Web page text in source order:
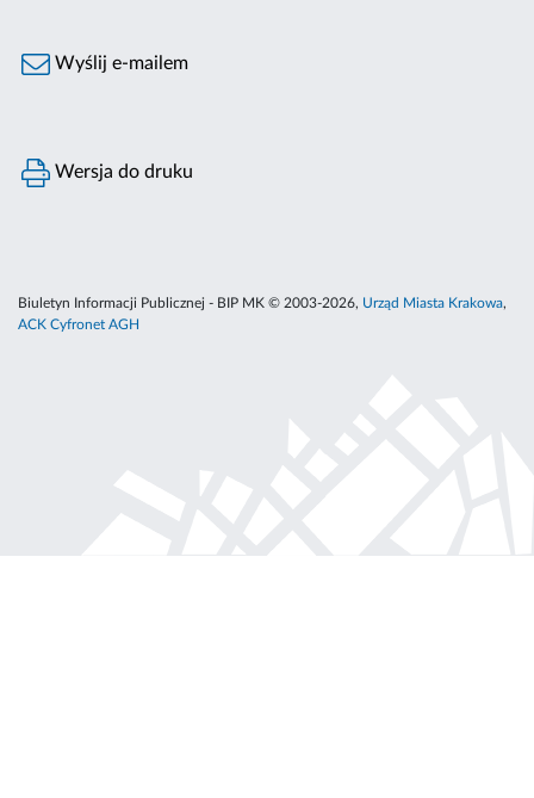
Wyślij e-mailem
Wersja do druku
Biuletyn Informacji Publicznej - BIP MK © 2003-2026, Urząd Miasta Krakowa,
ACK Cyfronet AGH